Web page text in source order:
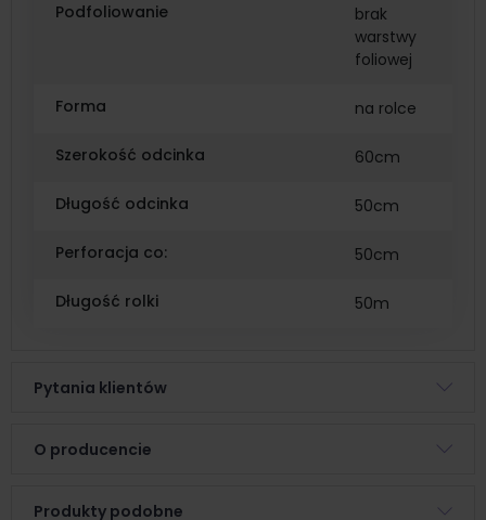
Podfoliowanie
brak
warstwy
foliowej
Forma na rolce
Szerokość odcinka 60cm
Długość odcinka 50cm
Perforacja co: 50cm
Długość rolki 50m
Pytania klientów
O producencie
Produkty podobne